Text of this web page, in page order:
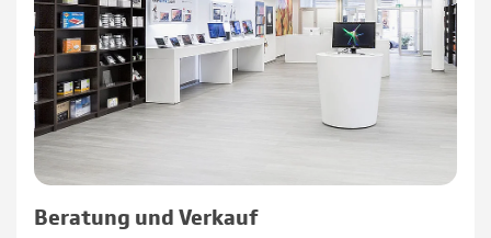
Beratung und Verkauf